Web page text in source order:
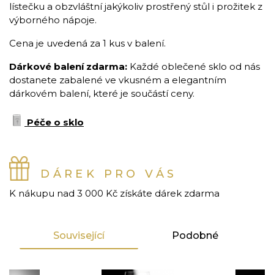
lístečku a obzvláštní jakýkoliv prostřený stůl i prožitek z
výborného nápoje.
Cena je uvedená za 1 kus v balení.
Dárkové balení zdarma: Každé oblečené sklo od nás
dostanete zabalené ve vkusném a elegantním
dárkovém balení, které je součástí ceny.
Péče o sklo
DÁREK PRO VÁS
K nákupu nad 3 000 Kč získáte dárek zdarma
Související Podobné